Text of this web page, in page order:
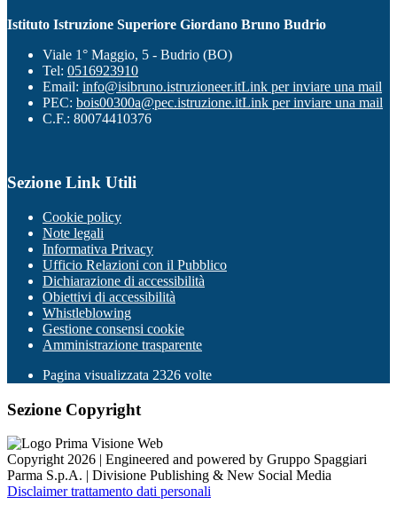
Istituto Istruzione Superiore Giordano Bruno Budrio
Viale 1° Maggio, 5 - Budrio (BO)
Tel: 0516923910
Email: info@isibruno.istruzioneer.itLink per inviare una mail
PEC: bois00300a@pec.istruzione.itLink per inviare una mail
C.F.: 80074410376
Sezione Link Utili
Cookie policy
Note legali
Informativa Privacy
Ufficio Relazioni con il Pubblico
Dichiarazione di accessibilità
Obiettivi di accessibilità
Whistleblowing
Gestione consensi cookie
Amministrazione trasparente
Pagina visualizzata 2326 volte
Sezione Copyright
Copyright 2026 | Engineered and powered by Gruppo Spaggiari
Parma S.p.A. | Divisione Publishing & New Social Media
Disclaimer trattamento dati personali